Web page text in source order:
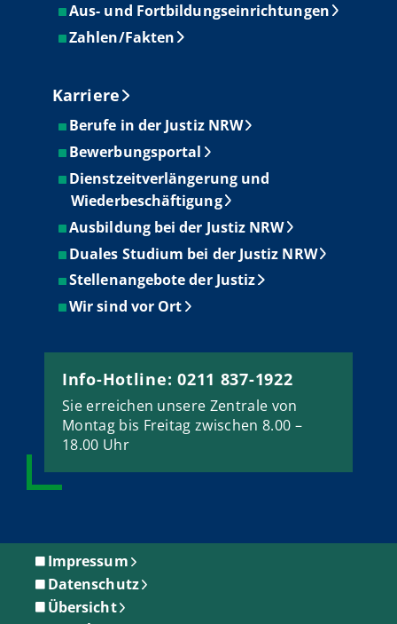
Aus- und Fortbildungseinrichtungen
Zahlen/Fakten
Karriere
Berufe in der Justiz NRW
Bewerbungsportal
Dienstzeitverlängerung und
Wiederbeschäftigung
Ausbildung bei der Justiz NRW
Duales Studium bei der Justiz NRW
Stellenangebote der Justiz
Wir sind vor Ort
Info-Hotline: 0211 837-1922
Sie erreichen unsere Zentrale von
Montag bis Freitag zwischen 8.00 –
18.00 Uhr
Impressum
Datenschutz
Übersicht